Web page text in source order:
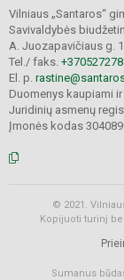
Vilniaus „Santaros“
Savivaldybės
A. Juozapavičiaus g.
Tel./ faks.
El. p.
Duomenys kaupiami
Juridinių asmenų
Įmonės kodas
© 2021.
Kopijuoti turinį
Sumanus